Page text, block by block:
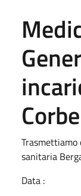
Trasmettiamo
sanitaria
Data :